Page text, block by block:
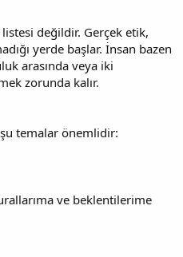
değildir. Gerçek etik,
yerde başlar. İnsan bazen
arasında veya iki
zorunda kalır.
temalar önemlidir:
ve beklentilerime